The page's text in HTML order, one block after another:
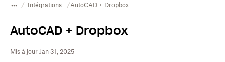
Intégrations AutoCAD + Dropbox
AutoCAD + Dropbox
Mis à jour Jan 31, 2025